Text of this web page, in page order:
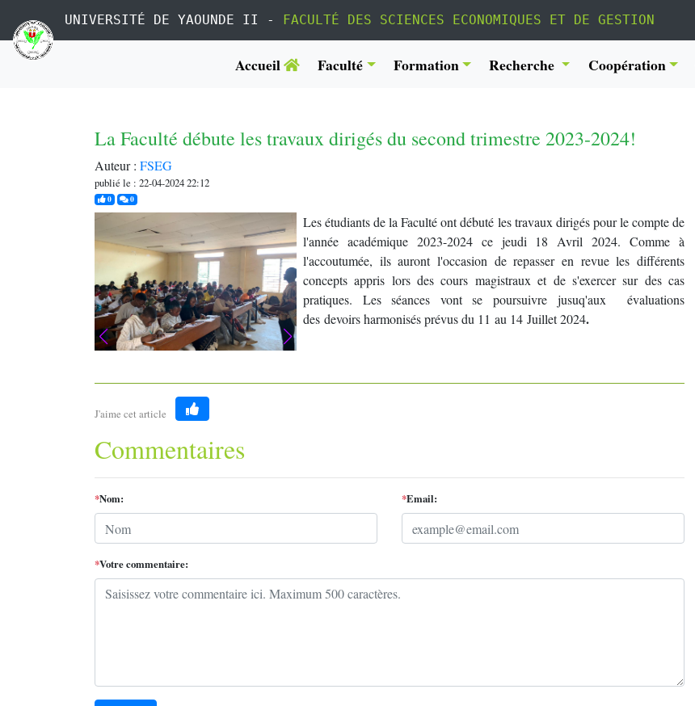
UNIVERSITÉ DE YAOUNDE II - FACULTÉ DES SCIENCES ECONOMIQUES ET DE GESTION
Accueil Faculté Formation Recherche Coopération
La Faculté débute les travaux dirigés du second trimestre 2023-2024!
Auteur : FSEG
publié le : 22-04-2024 22:12
0j'aime0commentaires
Les étudiants de la Faculté ont débuté les travaux dirigés pour le compte de
l'année académique 2023-2024 ce jeudi 18 Avril 2024. Comme à
l'accoutumée, ils auront l'occasion de repasser en revue les différents
concepts appris lors des cours magistraux et de s'exercer sur des cas
pratiques. Les séances vont se poursuivre jusuq'aux évaluations
des devoirs harmonisés prévus du 11 au 14 Juillet 2024.
J'aime cet article
Like
Commentaires
*Nom: *Email:
*Votre commentaire: